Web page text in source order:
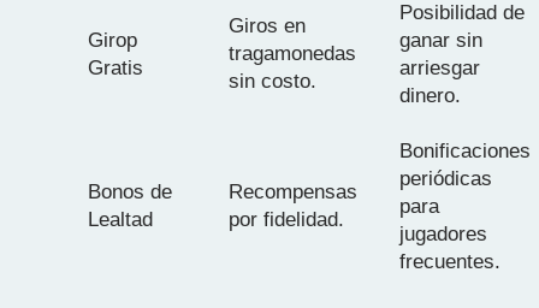
Girop
Gratis
Giros en
tragamonedas
sin costo.
Posibilidad de
ganar sin
arriesgar
dinero.
Bonos de
Lealtad
Recompensas
por fidelidad.
Bonificaciones
periódicas
para
jugadores
frecuentes.